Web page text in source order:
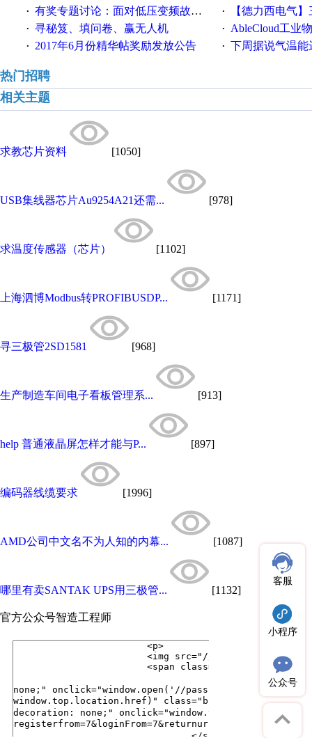
· 有奖专题讨论：面对低压变频故障，老手是这样解决的！ · 【德力西电气】三
· 寻秘笈、填问卷、赢无人机 · AbleCloud工业物联
· 2017年6月份精华帖奖励发放公告 · 下周据说气温能
热门招聘
相关主题
求教芯片资料 [1050]
USB集线器芯片Au9254A21还需... [978]
求温度传感器（芯片） [1102]
上海泗博Modbus转PROFIBUSDP... [1171]
寻三极管2SD1581 [968]
生产制造车间电子看板管理系... [913]
help 普通液晶屏怎样才能与P... [897]
编码器线缆要求 [1996]
AMD公司中文名不为人知的内幕... [1087]
哪里有卖SANTAK UPS用三极管... [1132]
官方公众号智造工程师
客服
小程序
公众号